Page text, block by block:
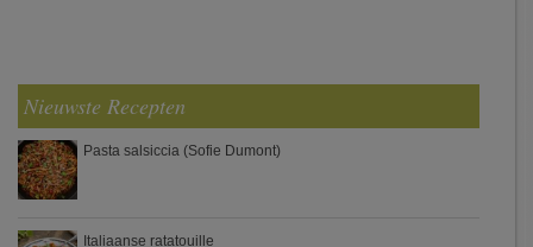
Nieuwste Recepten
Pasta salsiccia (Sofie Dumont)
Italiaanse ratatouille